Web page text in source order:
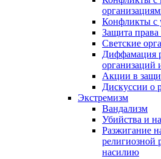
Конфликты с
Защита права
Светские
Диффамация
Акции в
Дискуссии о
Экстремизм
Вандализм
Убийства и
Разжигание
религиозной
насилию